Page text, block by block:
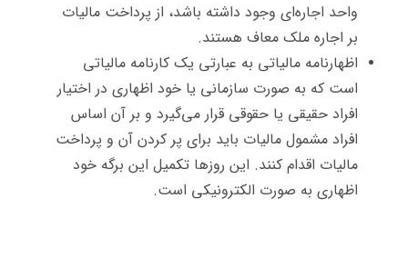
واحد اجاره‌ای وجود داشته باشد، از پرداخت مالیات
بر اجاره ملک معاف هستند.
اظهارنامه مالیاتی به عبارتی یک کارنامه مالیاتی
است که به صورت سازمانی یا خود اظهاری در اختیار
افراد حقیقی یا حقوقی قرار می‌گیرد و بر آن اساس
افراد مشمول مالیات باید برای پر کردن آن و پرداخت
مالیات اقدام کنند. این روزها تکمیل این برگه خود
اظهاری به صورت الکترونیکی است.